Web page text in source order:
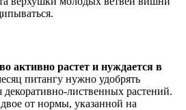
активно растет и нуждается в
питангу нужно удобрять
лиственных растений.
от нормы, указанной на